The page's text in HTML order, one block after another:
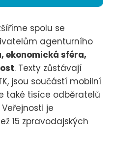
spolu se
agenturního
ekonomická sféra,
. Texty zůstávají
jsou součástí mobilní
také tisíce odběratelů
Veřejnosti je
15 zpravodajských